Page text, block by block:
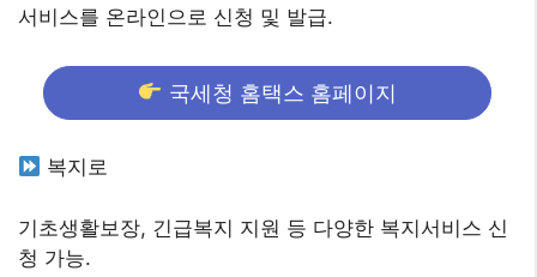
서비스를 온라인으로 신청 및 발급.
국세청 홈택스 홈페이지
복지로
기초생활보장, 긴급복지 지원 등 다양한 복지서비스 신
청 가능.